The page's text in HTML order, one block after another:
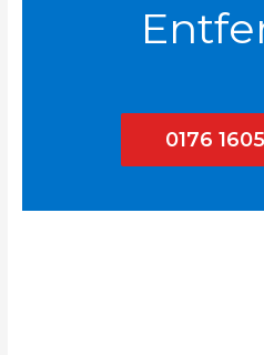
0176